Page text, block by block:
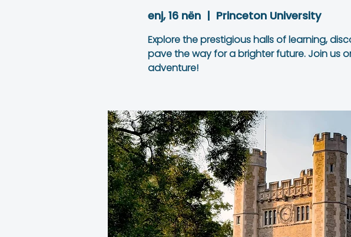
enj, 16 nën
  |
Princeton University
Explore the prestigious halls of learning,
pave the way for a brighter future. Join us
adventure!